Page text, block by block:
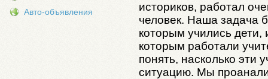
Авто-объявления
историков, работал
человек. Наша задача
которым учились дети,
которым работали
понять, насколько эти
ситуацию. Мы